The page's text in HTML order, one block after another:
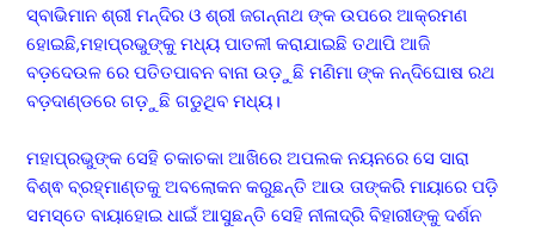
ସ୍ବାଭିମାନ ଶ୍ରୀ ମନ୍ଦିର ଓ ଶ୍ରୀ ଜଗନ୍ନାଥ ଙ୍କ ଉପରେ ଆକ୍ରମଣ
ହୋଇଛି,ମହାପ୍ରଭୁଙ୍କୁ ମଧ୍ୟ ପାତଳୀ କରାଯାଇଛି ତଥାପି ଆଜି
ବଡ଼ଦେଉଳ ରେ ପତିତପାବନ ବାନା ଉଡ଼ୁଛି ମଣିମା ଙ୍କ ନନ୍ଦିଘୋଷ ରଥ
ବଡ଼ଦାଣ୍ଡରେ ଗଡ଼ୁଛି ଗଡୁଥିବ ମଧ୍ୟ।
ମହାପ୍ରଭୁଙ୍କ ସେହି ଚକାଚକା ଆଖିରେ ଅପଲକ ନୟନରେ ସେ ସାରା
ବିଶ୍ଵ ବ୍ରହ୍ମାଣ୍ତକୁ ଅବଲୋକନ କରୁଛନ୍ତି ଆଉ ତାଙ୍କରି ମାୟାରେ ପଡ଼ି
ସମସ୍ତେ ବାୟାହୋଇ ଧାଇଁ ଆସୁଛନ୍ତି ସେହି ନୀଳାଦ୍ରି ବିହାରୀଙ୍କୁ ଦର୍ଶନ